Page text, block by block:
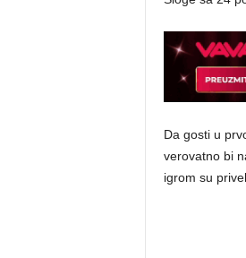
Da gosti u
verovatno bi
igrom su